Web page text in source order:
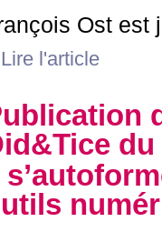
Ost est
Lire l'article